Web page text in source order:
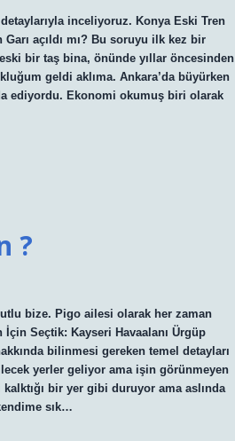
inceliyoruz. Konya Eski Tren
Garı açıldı mı? Bu soruyu ilk kez bir
bir taş bina, önünde yıllar öncesinden
geldi aklıma. Ankara’da büyürken
ediyordu. Ekonomi okumuş biri olarak
?
bize. Pigo ailesi olarak her zaman
İçin Seçtik: Kayseri Havaalanı Ürgüp
bilinmesi gereken temel detayları
yerler geliyor ama işin görünmeyen
bir yer gibi duruyor ama aslında
sık…